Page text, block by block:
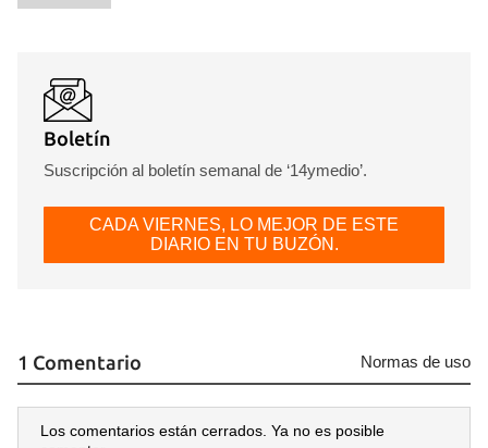
Boletín
Suscripción al boletín semanal de ‘14ymedio’.
CADA VIERNES, LO MEJOR DE ESTE
DIARIO EN TU BUZÓN.
1 Comentario Normas de uso
Los comentarios están cerrados. Ya no es posible